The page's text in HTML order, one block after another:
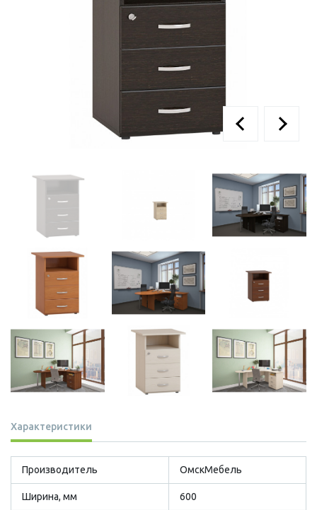
Характеристики
Производитель ОмскМебель
Ширина, мм 600